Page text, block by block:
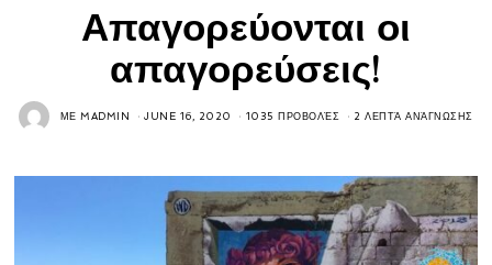
Απαγορεύονται οι
απαγορεύσεις!
ΜΕMADMIN JUNE 16, 2020 1035 ΠΡΟΒΟΛΈΣ 2 ΛΕΠΤΆ ΑΝΆΓΝΩΣΗΣ